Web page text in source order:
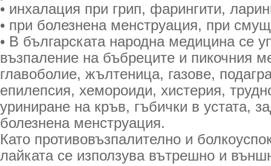
• инхалация при грип, фарингити,
• при болезнена менструация, при
• В българската народна медицина се
възпаление на бъбреците и пикочния
главоболие, жълтеница, газове,
епилепсия, хемороиди, хистерия,
уриниране на кръв, гъбички в устата,
болезнена менструация.
Като противовъзпалително и
лайката се използува вътрешно и